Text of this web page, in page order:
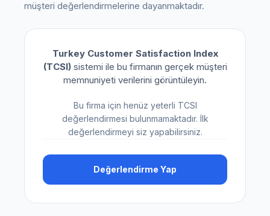
müşteri değerlendirmelerine dayanmaktadır.
Turkey Customer Satisfaction Index
(TCSI)sistemi ile bu firmanın gerçek müşteri
memnuniyeti verilerini görüntüleyin.
Bu firma için henüz yeterli TCSI
değerlendirmesi bulunmamaktadır. İlk
değerlendirmeyi siz yapabilirsiniz.
Değerlendirme Yap